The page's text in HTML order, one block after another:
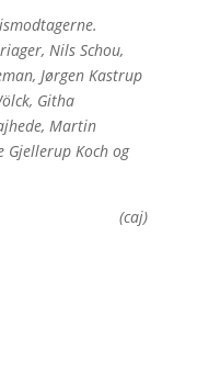
Nils Schou,
Jørgen Kastrup
Githa
Martin
Gjellerup Koch og
(caj)